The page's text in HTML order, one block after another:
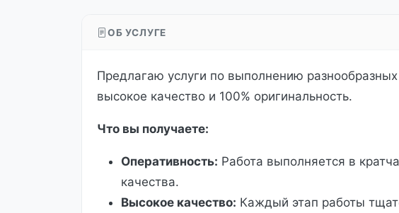
ОБ УСЛУГЕ
Предлагаю услуги по выполнению
высокое качество и 100% оригинальность.
Что вы получаете:
Оперативность: Работа выполняется в
качества.
Высокое качество: Каждый этап работы